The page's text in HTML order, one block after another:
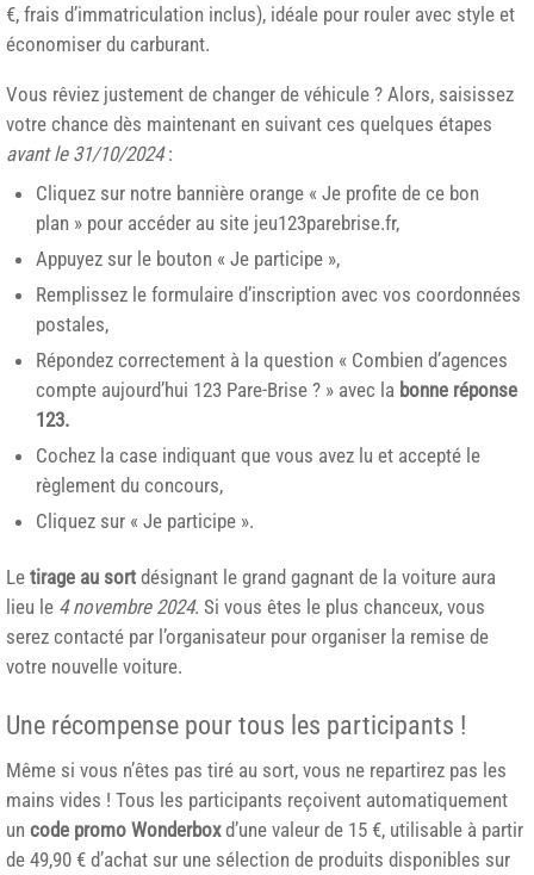
€, frais d’immatriculation inclus), idéale pour rouler avec style et
économiser du carburant.
Vous rêviez justement de changer de véhicule ? Alors, saisissez
votre chance dès maintenant en suivant ces quelques étapes
avant le 31/10/2024:
Cliquez sur notre bannière orange « Je profite de ce bon
plan » pour accéder au site jeu123parebrise.fr,
Appuyez sur le bouton « Je participe »,
Remplissez le formulaire d’inscription avec vos coordonnées
postales,
Répondez correctement à la question « Combien d’agences
compte aujourd’hui 123 Pare-Brise ? » avec la bonne réponse
123.
Cochez la case indiquant que vous avez lu et accepté le
règlement du concours,
Cliquez sur « Je participe ».
Le tirage au sort désignant le grand gagnant de la voiture aura
lieu le 4 novembre 2024. Si vous êtes le plus chanceux, vous
serez contacté par l’organisateur pour organiser la remise de
votre nouvelle voiture.
Une récompense pour tous les participants !
Même si vous n’êtes pas tiré au sort, vous ne repartirez pas les
mains vides ! Tous les participants reçoivent automatiquement
un code promo Wonderboxd’une valeur de 15 €, utilisable à partir
de 49,90 € d’achat sur une sélection de produits disponibles sur